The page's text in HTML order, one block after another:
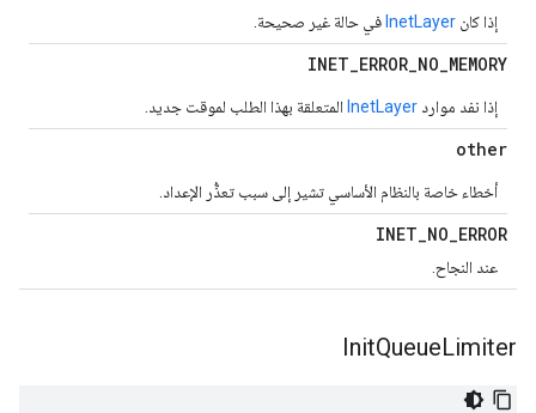
إذا كان InetLayer في حالة غير صحيحة.
INET_ERROR_NO_MEMORY
إذا نفد موارد InetLayer المتعلقة بهذا الطلب لموقت جديد.
other
أخطاء خاصة بالنظام الأساسي تشير إلى سبب تعذُّر الإعداد.
INET_NO_ERROR
عند النجاح.
InitQueueLimiter